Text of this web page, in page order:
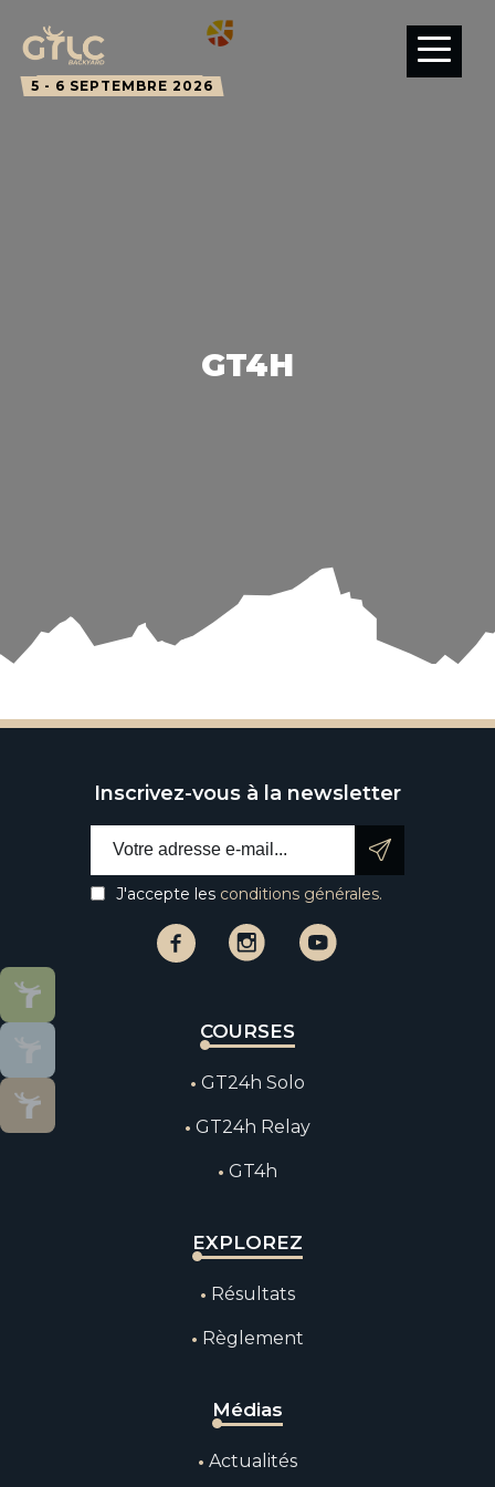
5 - 6 SEPTEMBRE 2026
GT4H
Inscrivez-vous à la newsletter
J'accepte les conditions générales.
FacebookInstagramInstagram
COURSES
GT24h Solo
GT24h Relay
GT4h
EXPLOREZ
Résultats
Règlement
Médias
Actualités